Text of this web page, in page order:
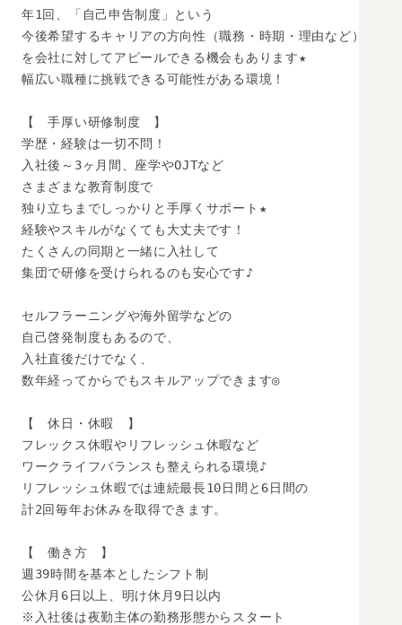
年1回、「自己申告制度」という
今後希望するキャリアの方向性（職務・時期・理由など）
を会社に対してアピールできる機会もあります★
幅広い職種に挑戦できる可能性がある環境！
【　手厚い研修制度　】
学歴・経験は一切不問！
入社後～3ヶ月間、座学やOJTなど
さまざまな教育制度で
独り立ちまでしっかりと手厚くサポート★
経験やスキルがなくても大丈夫です！
たくさんの同期と一緒に入社して
集団で研修を受けられるのも安心です♪
セルフラーニングや海外留学などの
自己啓発制度もあるので、
入社直後だけでなく、
数年経ってからでもスキルアップできます◎
【　休日・休暇　】
フレックス休暇やリフレッシュ休暇など
ワークライフバランスも整えられる環境♪
リフレッシュ休暇では連続最長10日間と6日間の
計2回毎年お休みを取得できます。
【　働き方　】
週39時間を基本としたシフト制
公休月6日以上、明け休月9日以内
※入社後は夜勤主体の勤務形態からスタート